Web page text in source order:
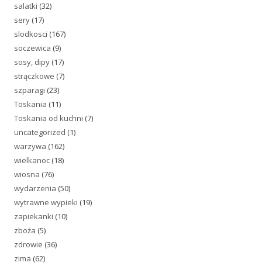
salatki (32)
sery (17)
slodkosci (167)
soczewica (9)
sosy, dipy (17)
strączkowe (7)
szparagi (23)
Toskania (11)
Toskania od kuchni (7)
uncategorized (1)
warzywa (162)
wielkanoc (18)
wiosna (76)
wydarzenia (50)
wytrawne wypieki (19)
zapiekanki (10)
zboża (5)
zdrowie (36)
zima (62)